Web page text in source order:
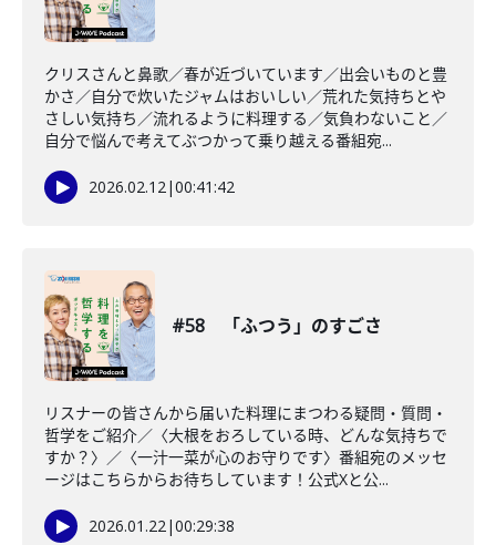
クリスさんと鼻歌／春が近づいています／出会いものと豊
かさ／自分で炊いたジャムはおいしい／荒れた気持ちとや
さしい気持ち／流れるように料理する／気負わないこと／
自分で悩んで考えてぶつかって乗り越える番組宛...
2026.02.12|00:41:42
#58 「ふつう」のすごさ
リスナーの皆さんから届いた料理にまつわる疑問・質問・
哲学をご紹介／〈大根をおろしている時、どんな気持ちで
すか？〉／〈一汁一菜が心のお守りです〉番組宛のメッセ
ージはこちらからお待ちしています！公式Xと公...
2026.01.22|00:29:38